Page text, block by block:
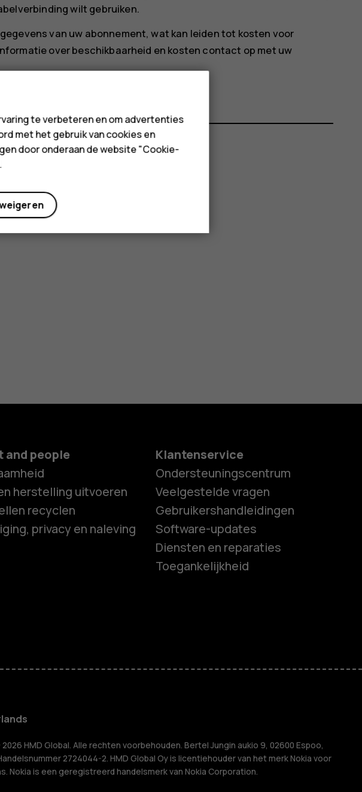
M
wilt gebruiken.
van uw abonnement, wat kan leiden tot kosten voor
over beschikbaarheid en kosten contact op met uw
and people
herstelling uitvoeren
recyclen
privacy en naleving
Klantenservice
Ondersteuningscentrum
Veelgestelde vragen
Gebruikershandleidingen
Software-updates
Diensten en reparaties
Toegankelijkheid
HMD Global. Alle rechten voorbehouden. Bertel Jungin aukio 9, 02600 Espoo,
2724044-2. HMD Global Oy is licentiehouder van het merk Nokia voor
Nokia is een geregistreerd handelsmerk van Nokia Corporation.
te verbeteren en om advertenties
met het gebruik van cookies en
door onderaan de website "Cookie-
.